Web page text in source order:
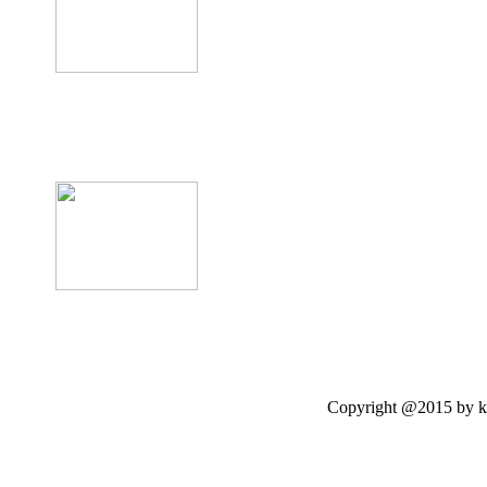
Copyright @2015 by